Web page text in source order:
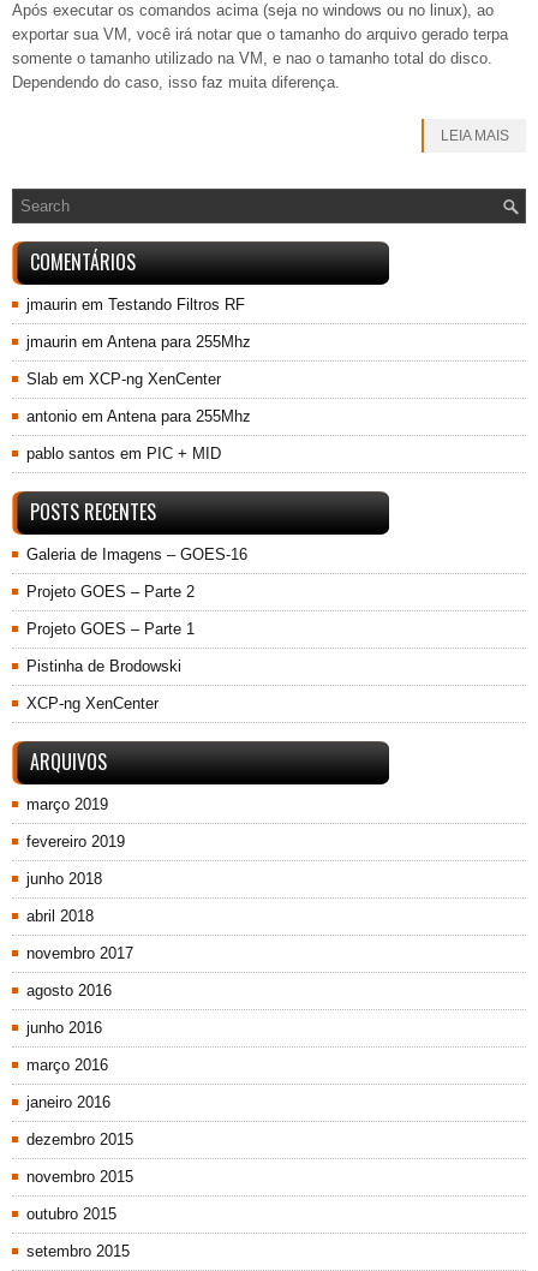
Após executar os comandos acima (seja no windows ou no linux), ao
exportar sua VM, você irá notar que o tamanho do arquivo gerado terpa
somente o tamanho utilizado na VM, e nao o tamanho total do disco.
Dependendo do caso, isso faz muita diferença.
LEIA MAIS
COMENTÁRIOS
jmaurin em Testando Filtros RF
jmaurin em Antena para 255Mhz
Slab em XCP-ng XenCenter
antonio em Antena para 255Mhz
pablo santos em PIC + MID
POSTS RECENTES
Galeria de Imagens – GOES-16
Projeto GOES – Parte 2
Projeto GOES – Parte 1
Pistinha de Brodowski
XCP-ng XenCenter
ARQUIVOS
março 2019
fevereiro 2019
junho 2018
abril 2018
novembro 2017
agosto 2016
junho 2016
março 2016
janeiro 2016
dezembro 2015
novembro 2015
outubro 2015
setembro 2015